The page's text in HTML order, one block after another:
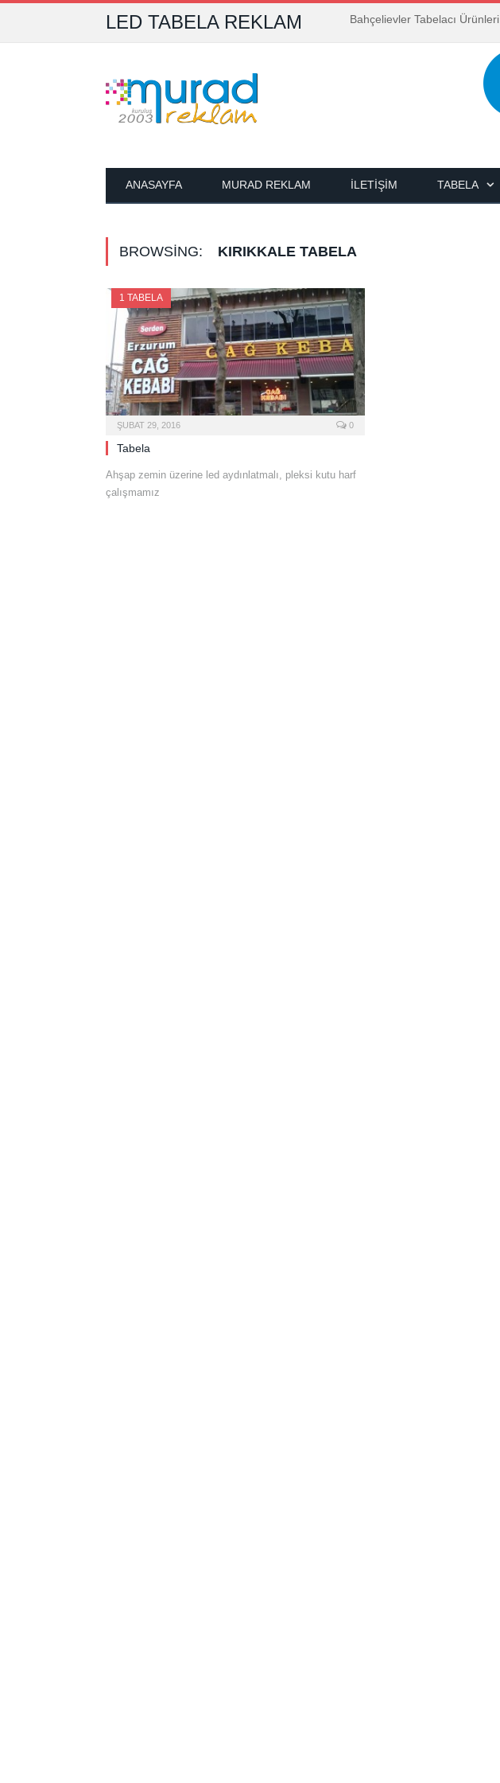
LED TABELA REKLAM Bahçelievler Tabelacı
ANASAYFA MURAD REKLAM İLETIŞIM TABELA
BROWSING: KIRIKKALE TABELA
1 TABELA
ŞUBAT 29, 2016 0
Tabela
Ahşap zemin üzerine led aydınlatmalı, pleksi kutu harf
çalışmamız